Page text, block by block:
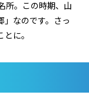
所。この時期、山
」なのです。さっ
に。